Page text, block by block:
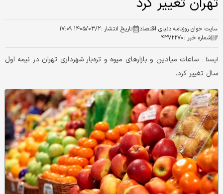
سایت خوان روزنامه دنیای اقتصاد تاریخ انتشار :۱۴۰۵/۰۳/۲ ۱۷:۰۹
شماره خبر :۴۲۷۲۲۷۰
ایسنا : ساعات میادین و بازارهای میوه و تره‌بار شهرداری تهران در نیمه اول
سال تغییر کرد.